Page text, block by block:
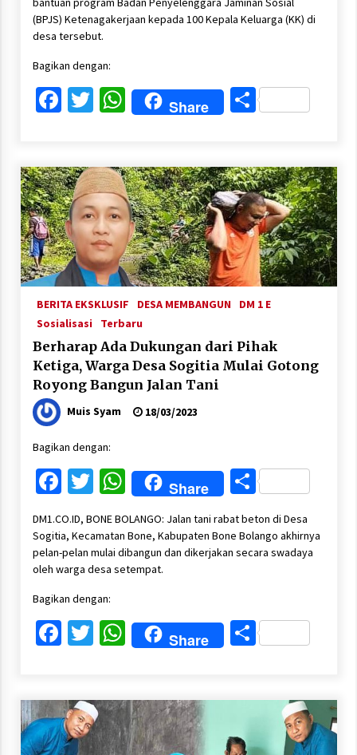
(BPJS) Ketenagakerjaan kepada 100 Kepala Keluarga (KK) di
desa tersebut.
Bagikan dengan:
Facebook
Twitter
WhatsApp
Share Share
BERITA EKSKLUSIF DESA MEMBANGUN
DM 1 E
Sosialisasi
Terbaru
Berharap Ada Dukungan dari Pihak
Ketiga, Warga Desa Sogitia Mulai Gotong
Royong Bangun Jalan Tani
Muis Syam 18/03/2023
Bagikan dengan:
Facebook
Twitter
WhatsApp
Share Share
DM1.CO.ID, BONE BOLANGO: Jalan tani rabat beton di Desa
Sogitia, Kecamatan Bone, Kabupaten Bone Bolango akhirnya
pelan-pelan mulai dibangun dan dikerjakan secara swadaya
oleh warga desa setempat.
Bagikan dengan:
Facebook
Twitter
WhatsApp
Share Share